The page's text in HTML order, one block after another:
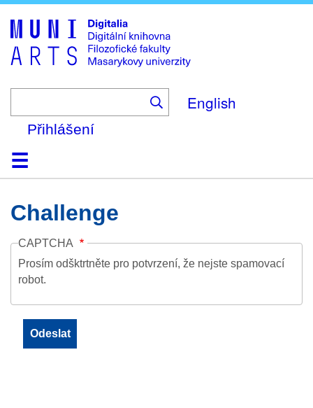
to
main
content
English
Přihlášení
DomůKolekce
Prohlížení
Vyhledávání
O platformě
Nápověda
KontaktDigitalia
Challenge
CAPTCHA
Prosím odšktrtněte pro potvrzení, že nejste spamovací
robot.